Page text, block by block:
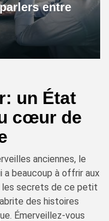
entre
un État
cœur de
anciennes, le
beaucoup à offrir aux
les secrets de ce petit
des histoires
Émerveillez-vous